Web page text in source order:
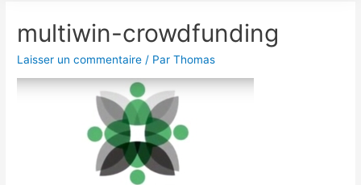
multiwin-crowdfunding
Laisser un commentaire / ParThomas